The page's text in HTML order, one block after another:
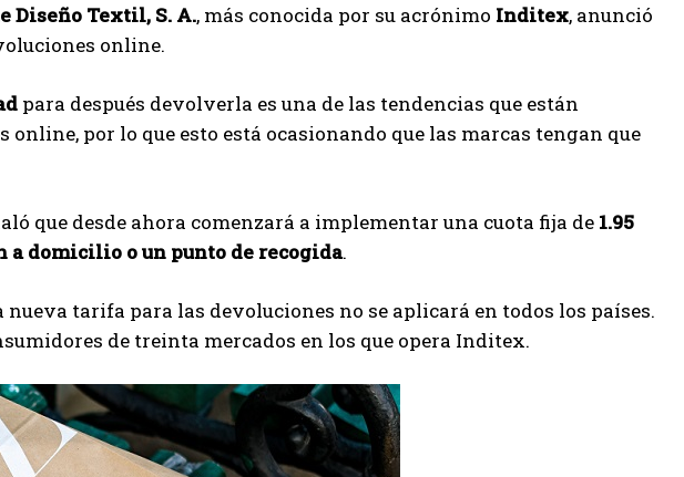
Diseño Textil, S. A., más conocida por su acrónimo Inditex, anunció
online.
para después devolverla es una de las tendencias que están
por lo que esto está ocasionando que las marcas tengan que
que desde ahora comenzará a implementar una cuota fija de 1.95
a domicilio o un punto de recogida.
tarifa para las devoluciones no se aplicará en todos los países.
de treinta mercados en los que opera Inditex.